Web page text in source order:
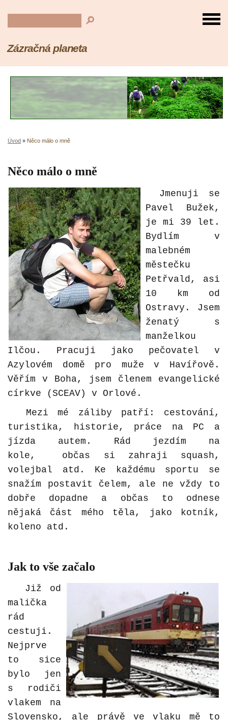
Zázračná planeta
Úvod » Něco málo o mně
Něco málo o mně
Jmenuji se
Pavel Bužek,
je mi 39 let.
Bydlím v
malebném
městečku
Petřvald, asi
10 km od
Ostravy. Jsem
ženatý s
manželkou
Ilčou. Pracuji jako pečovatel v
Azylovém domě pro muže v Havířově.
Věřím v Boha, jsem členem evangelické
církve (SCEAV) v Orlové.
Mezi mé záliby patří: cestování,
turistika, historie, práce na PC a
jízda autem. Rád jezdím na
kole, občas si zahraji squash,
volejbal atd. Ke každému sportu se
snažím postavit čelem, ale ne vždy to
dobře dopadne a občas to odnese
nějaká část mého těla, jako kotník,
koleno atd.
Jak to vše začalo
Již od
malička
rád
cestuji.
Nejprve
to sice
bylo jen
s rodiči
vlakem na
Slovensko, ale právě ve vlaku mě to